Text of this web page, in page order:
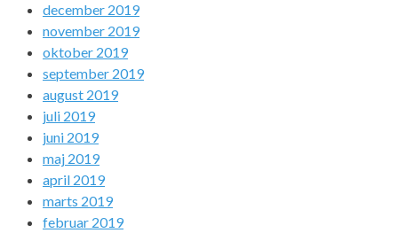
december 2019
november 2019
oktober 2019
september 2019
august 2019
juli 2019
juni 2019
maj 2019
april 2019
marts 2019
februar 2019